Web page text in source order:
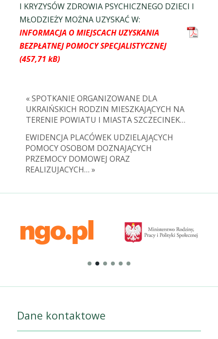
I KRYZYSÓW ZDROWIA PSYCHICZNEGO DZIECI I
MŁODZIEŻY MOŻNA UZYSKAĆ W:
INFORMACJA O MIEJSCACH UZYSKANIA
BEZPŁATNEJ POMOCY SPECJALISTYCZNEJ
« SPOTKANIE ORGANIZOWANE DLA
UKRAIŃSKICH RODZIN MIESZKAJĄCYCH NA
TERENIE POWIATU I MIASTA SZCZECINEK…
EWIDENCJA PLACÓWEK UDZIELAJĄCYCH
POMOCY OSOBOM DOZNAJĄCYCH
PRZEMOCY DOMOWEJ ORAZ
REALIZUJACYCH… »
Dane kontaktowe